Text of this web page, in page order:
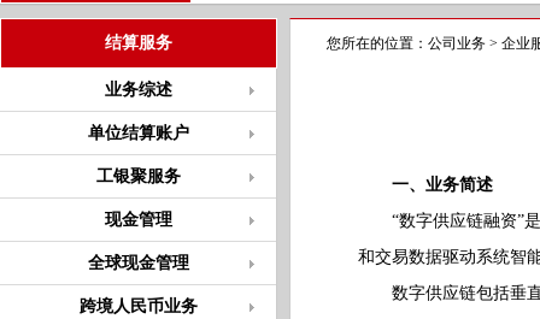
结算服务
业务综述
单位结算账户
工银聚服务
现金管理
全球现金管理
跨境人民币业务
您所在的位置： 公司业务 > 企业
一、业务简述
“数字供应链融资”是
和交易数据驱动系统智
数字供应链包括垂直